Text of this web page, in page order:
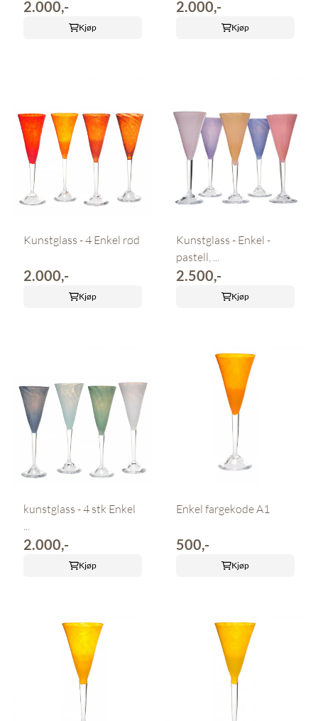
2.000,-
Kjøp
2.000,-
Kjøp
Kunstglass - 4 Enkel rød
2.000,-
Kjøp
Kunstglass - Enkel -
pastell, ...
2.500,-
Kjøp
kunstglass - 4 stk Enkel
2.000,-
Kjøp
Enkel fargekode A1
500,-
Kjøp